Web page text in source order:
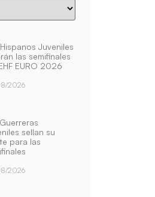
Juveniles
las semifinales
EURO 2026
2026
sellan su
para las
2026